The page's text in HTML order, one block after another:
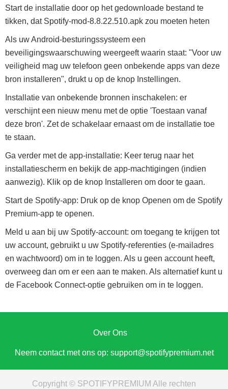
Start de installatie door op het gedownloade bestand te
tikken, dat Spotify-mod-8.8.22.510.apk zou moeten heten
Als uw Android-besturingssysteem een
beveiligingswaarschuwing weergeeft waarin staat: "Voor uw
veiligheid mag uw telefoon geen onbekende apps van deze
bron installeren", drukt u op de knop Instellingen.
Installatie van onbekende bronnen inschakelen: er
verschijnt een nieuw menu met de optie 'Toestaan vanaf
deze bron'. Zet de schakelaar ernaast om de installatie toe
te staan.
Ga verder met de app-installatie: Keer terug naar het
installatiescherm en bekijk de app-machtigingen (indien
aanwezig). Klik op de knop Installeren om door te gaan.
Start de Spotify-app: Druk op de knop Openen om de Spotify
Premium-app te openen.
Meld u aan bij uw Spotify-account: om toegang te krijgen tot
uw account, gebruikt u uw Spotify-referenties (e-mailadres
en wachtwoord) om in te loggen. Als u geen account heeft,
overweeg dan om er een aan te maken. Als alternatief kunt u
de Facebook Connect-optie gebruiken om in te loggen.
Over Ons
Neem contact met ons op: support@spotifypremium.net
Copyright © SPOTIFYPREMIUM Alle rechten